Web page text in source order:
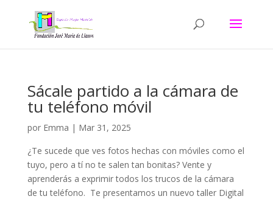
Sácale partido a la cámara de
tu teléfono móvil
por Emma | Mar 31, 2025
¿Te sucede que ves fotos hechas con móviles como el
tuyo, pero a tí no te salen tan bonitas? Vente y
aprenderás a exprimir todos los trucos de la cámara
de tu teléfono. Te presentamos un nuevo taller Digital